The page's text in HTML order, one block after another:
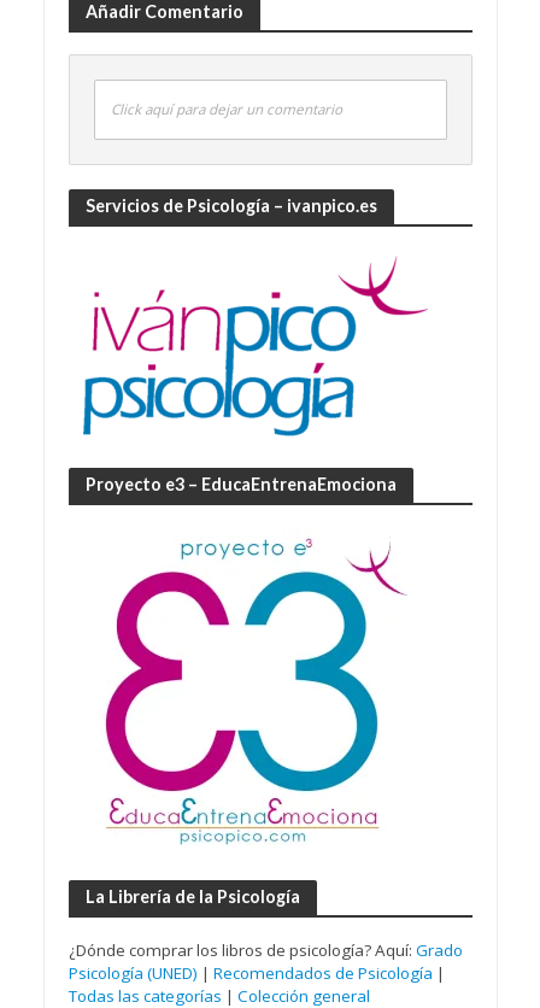
Añadir Comentario
Click aquí para dejar un comentario
Servicios de Psicología – ivanpico.es
Proyecto e3 – EducaEntrenaEmociona
La Librería de la Psicología
¿Dónde comprar los libros de psicología? Aquí: Grado
Psicología (UNED) | Recomendados de Psicología |
Todas las categorías | Colección general